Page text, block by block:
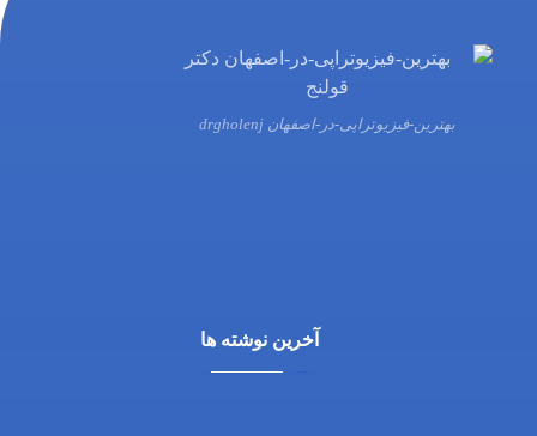
بهترین-فیزیوتراپی-در-اصفهان drgholenj
آخرین نوشته ها